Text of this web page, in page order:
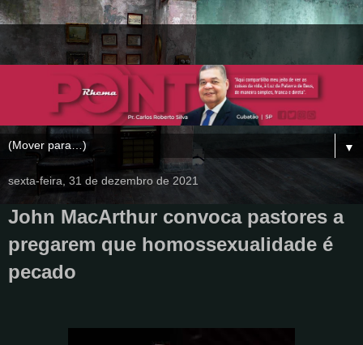
▼
sexta-feira, 31 de dezembro de 2021
John MacArthur convoca pastores a
pregarem que homossexualidade é
pecado